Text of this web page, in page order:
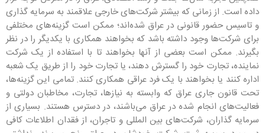
داده است. از زمانی که بیشتر شرکت‌های خارجی علاقمند به سرمایه گذاری
و تاسیس حضور قانونی در عراق شده‌اند؛ ممکن است گزینه‌های مختلفی
برای شرکت‌ها وجود داشته باشد که بخواهند همکاری با یکدیگر را در نظر
بگیرند. ممکن است بعضی از آنها بخواهند تا با استفاده از یک شرکت
نماینده، تجارت خود را گسترش دهند، یا تجارت خود را از طریق یک شعبه
اداره کنند یا بخواهند با یک فرد عراقی همکاری کنند. تمامی این گزینه‌ها،
تحت قانون جاری عراق که وابسته به نیازها، تجارت، مخاطبان دولتی و
فعالیت‌های انجام شده در عراق می‌باشند، در دسترس هستند. بسیاری از
سرمایه گذاران، شرکت‌های بین المللی و تاجران، از فقدان اطلاعات کافی